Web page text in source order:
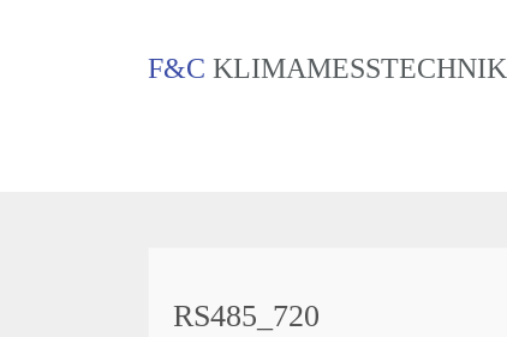
F&C KLIMAMESSTECHNIK
RS485_720